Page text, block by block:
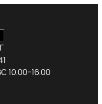
10.00-16.00